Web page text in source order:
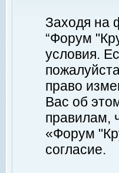
Заходя на
“Форум
условия.
право
Вас об
правилам,
«Форум
согласие.